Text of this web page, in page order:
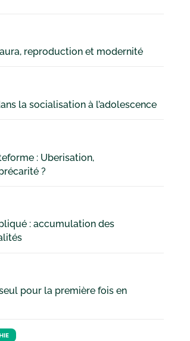
reproduction et modernité
la socialisation à l’adolescence
: Uberisation,
?
: accumulation des
pour la première fois en